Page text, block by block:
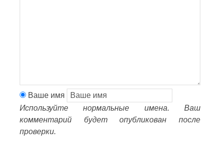
Ваше имя
Используйте нормальные имена. Ваш
комментарий будет опубликован после
проверки.